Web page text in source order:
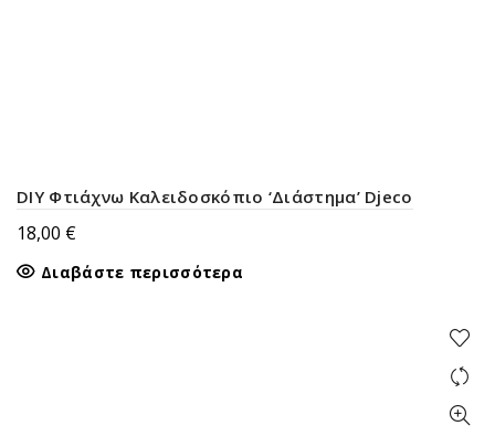
DIY Φτιάχνω Καλειδοσκόπιο ‘Διάστημα’ Djeco
18,00 €
Διαβάστε περισσότερα